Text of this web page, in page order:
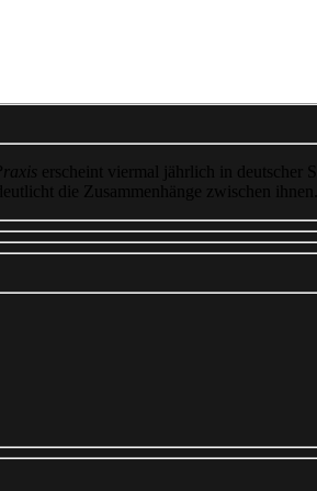
erscheint viermal jährlich in deutscher
die Zusammenhänge zwischen ihnen.